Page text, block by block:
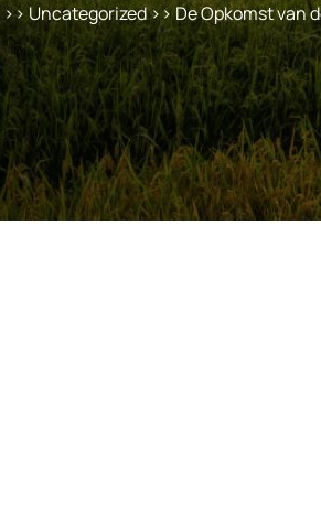
>> Uncategorized>> De Opkomst van